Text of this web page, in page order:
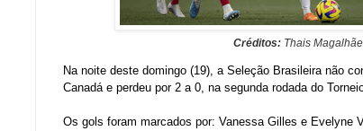
Créditos: Thais
Na noite deste domingo (19), a Seleção Brasileira não
Canadá e perdeu por 2 a 0, na segunda rodada do
Os gols foram marcados por: Vanessa Gilles e Evelyne